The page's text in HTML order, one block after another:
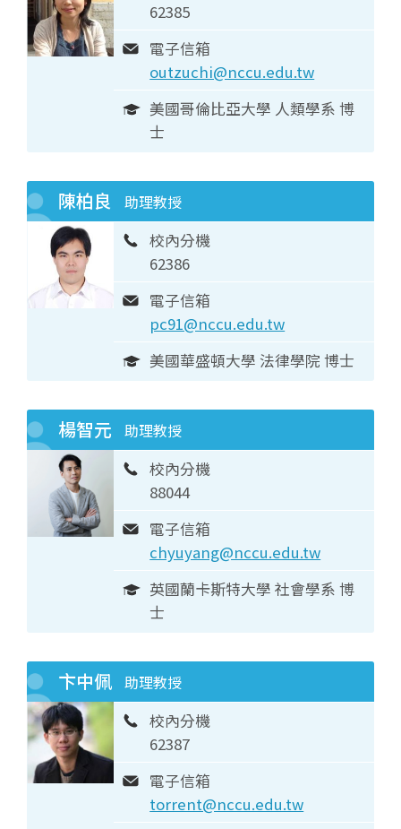
62385
電子信箱
outzuchi@nccu.edu.tw
美國哥倫比亞大學 人類學系 博
士
陳柏良 助理教授
校內分機
62386
電子信箱
pc91@nccu.edu.tw
美國華盛頓大學 法律學院 博士
楊智元 助理教授
校內分機
88044
電子信箱
chyuyang@nccu.edu.tw
英國蘭卡斯特大學 社會學系 博
士
卞中佩 助理教授
校內分機
62387
電子信箱
torrent@nccu.edu.tw